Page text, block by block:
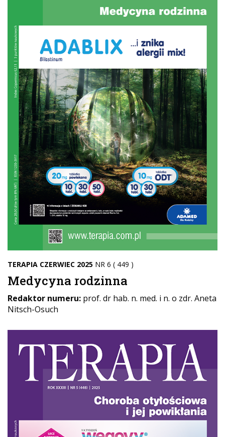
TERAPIA CZERWIEC 2025 NR 6 ( 449 )
Medycyna rodzinna
Redaktor numeru: prof. dr hab. n. med. i n. o zdr. Aneta
Nitsch-Osuch